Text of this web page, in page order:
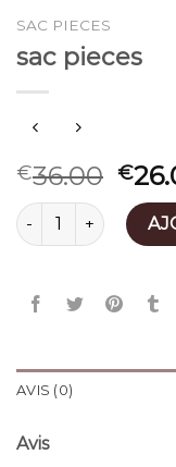
SAC PIECES
sac pieces
€36.00 €
quantité de sac
AVIS (0)
Avis